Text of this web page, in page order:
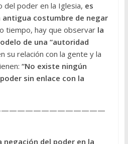
del poder en la Iglesia, es
antigua costumbre de negar
tiempo, hay que observar la
de una “autoridad
su relación con la gente y la
“No existe ningún
sin enlace con la
negación del poder en la